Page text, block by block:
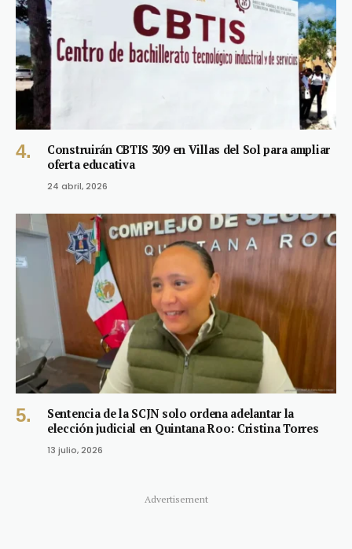
Construirán CBTIS 309 en Villas del Sol para ampliar
oferta educativa
24 abril, 2026
Sentencia de la SCJN solo ordena adelantar la
elección judicial en Quintana Roo: Cristina Torres
13 julio, 2026
Advertisement